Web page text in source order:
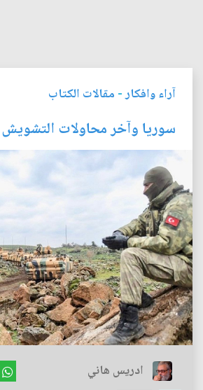
آراء وافكار- مقالات الكتاب
سوريا وآخر محاولات التشويش
ادريس هاني